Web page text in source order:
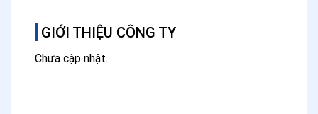
GIỚI THIỆU CÔNG TY
Chưa cập nhật...